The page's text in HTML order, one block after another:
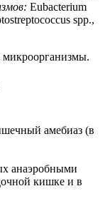
Eubacterium
spp.,
микроорганизмы.
амебиаз (в
анаэробными
кишке и в